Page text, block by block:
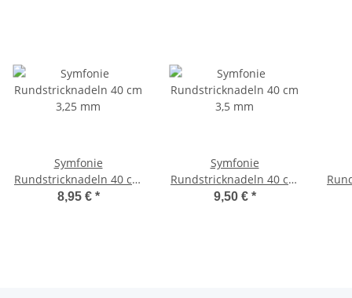
Symfonie
Rundstricknadeln 40 cm
3,25 mm
8,95 € *
Symfonie
Rundstricknadeln 40 cm
3,5 mm
9,50 € *